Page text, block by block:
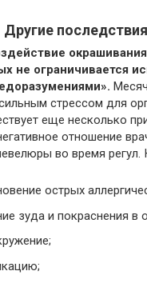
Другие последствия
не ограничивается
стрессом для
еще несколько
отношение
во время регул.
острых
зуда и покраснения в